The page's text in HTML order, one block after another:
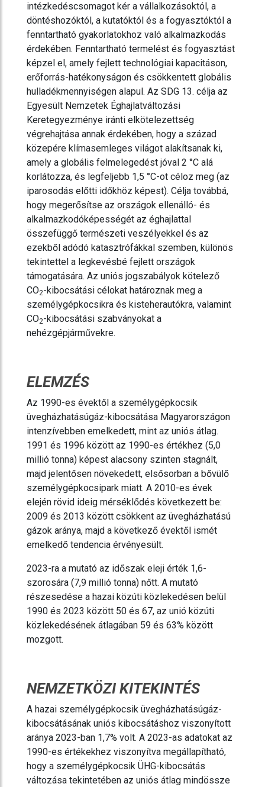
intézkedéscsomagot kér a vállalkozásoktól, a
döntéshozóktól, a kutatóktól és a fogyasztóktól a
fenntartható gyakorlatokhoz való alkalmazkodás
érdekében. Fenntartható termelést és fogyasztást
képzel el, amely fejlett technológiai kapacitáson,
erőforrás-hatékonyságon és csökkentett globális
hulladékmennyiségen alapul. Az SDG 13. célja az
Egyesült Nemzetek Éghajlatváltozási
Keretegyezménye iránti elkötelezettség
végrehajtása annak érdekében, hogy a század
közepére klímasemleges világot alakítsanak ki,
amely a globális felmelegedést jóval 2 °C alá
korlátozza, és legfeljebb 1,5 °C-ot céloz meg (az
iparosodás előtti időkhöz képest). Célja továbbá,
hogy megerősítse az országok ellenálló- és
alkalmazkodóképességét az éghajlattal
összefüggő természeti veszélyekkel és az
ezekből adódó katasztrófákkal szemben, különös
tekintettel a legkevésbé fejlett országok
támogatására. Az uniós jogszabályok kötelező
CO2-kibocsátási célokat határoznak meg a
személygépkocsikra és kisteherautókra, valamint
CO2-kibocsátási szabványokat a
nehézgépjárművekre.
ELEMZÉS
Az 1990-es évektől a személygépkocsik
üvegházhatásúgáz-kibocsátása Magyarországon
intenzívebben emelkedett, mint az uniós átlag.
1991 és 1996 között az 1990-es értékhez (5,0
millió tonna) képest alacsony szinten stagnált,
majd jelentősen növekedett, elsősorban a bővülő
személygépkocsipark miatt. A 2010-es évek
elején rövid ideig mérséklődés következett be:
2009 és 2013 között csökkent az üvegházhatású
gázok aránya, majd a következő évektől ismét
emelkedő tendencia érvényesült.
2023-ra a mutató az időszak eleji érték 1,6-
szorosára (7,9 millió tonna) nőtt. A mutató
részesedése a hazai közúti közlekedésen belül
1990 és 2023 között 50 és 67, az unió közúti
közlekedésének átlagában 59 és 63% között
mozgott.
NEMZETKÖZI KITEKINTÉS
A hazai személygépkocsik üvegházhatásúgáz-
kibocsátásának uniós kibocsátáshoz viszonyított
aránya 2023-ban 1,7% volt. A 2023-as adatokat az
1990-es értékekhez viszonyítva megállapítható,
hogy a személygépkocsik ÜHG-kibocsátás
változása tekintetében az uniós átlag mindössze